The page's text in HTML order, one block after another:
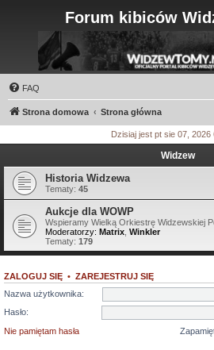
Forum kibiców
FAQ
Strona domowa Strona główna
Dzisiaj jest pt sie 07, 2026
Widzew
Historia Widzewa
Tematy: 45
Aukcje dla WOWP
Wspieramy Wielką Orkiestrę Widzewskiej
Moderatorzy: Matrix Winkler
Tematy: 179
ZALOGUJ SIĘ • ZAREJESTRUJ SIĘ
Nazwa użytkownika:
Hasło:
Nie pamiętam hasła